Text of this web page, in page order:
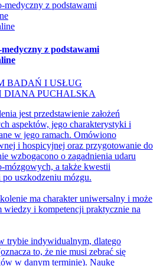
z podstawami
BADAŃ I USŁUG
DIANA PUCHALSKA
jest przedstawienie założeń
aspektów, jego charakterystyki i
w jego ramach. Omówiono
i hospicyjnej oraz przygotowanie do
wzbogacono o zagadnienia udaru
mózgowych, a także kwestii
uszkodzeniu mózgu.
ma charakter uniwersalny i może
wiedzy i kompetencji praktycznie na
trybie indywidualnym, dlatego
to, że nie musi zebrać się
w danym terminie). Naukę